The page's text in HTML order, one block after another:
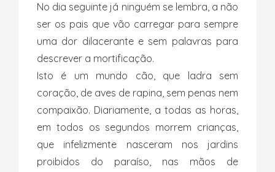
No dia seguinte já ninguém se lembra, a não
ser os pais que vão carregar para sempre
uma dor dilacerante e sem palavras para
descrever a mortificação.
Isto é um mundo cão, que ladra sem
coração, de aves de rapina, sem penas nem
compaixão. Diariamente, a todas as horas,
em todos os segundos morrem crianças,
que infelizmente nasceram nos jardins
proibidos do paraíso, nas mãos de